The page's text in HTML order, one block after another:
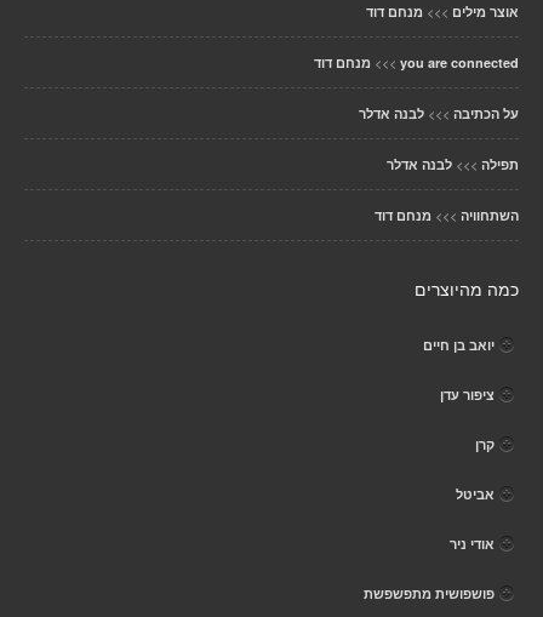
אוצר מילים >>> מנחם דוד
you are connected
>>> מנחם דוד
על הכתיבה >>> לבנה אדלר
תפילה >>> לבנה אדלר
השתחוויה >>> מנחם דוד
כמה מהיוצרים
יואב בן חיים
ציפור עדן
קרן
אביטל
אודי ניר
פושפושית מתפשפשת